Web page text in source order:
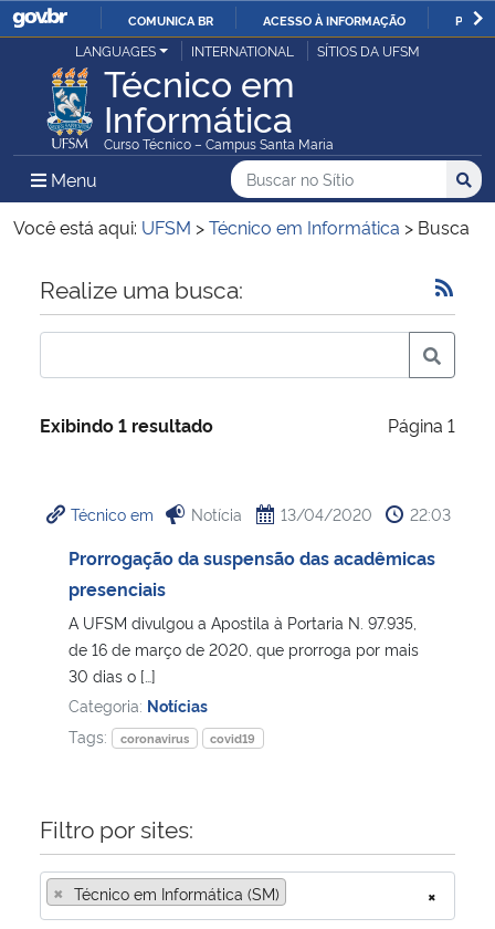
IR
PARA
O
CONTEÚDO
COMUNICA BR ACESSO À INFORMAÇÃO
Ministério da Justiça e Segurança Pública
Ministério da Defesa
Ministério das Relações Exteriores
Ministério da Economia
Ministério da Infraestrutura
Ministério da Cidadania
Ministério da Saúde
Ministério de Minas e Energia
Ministério da Ciência, Tecnologia, Inovações e Comunicações
Ministério do Meio Ambiente
Controladoria-Geral da União
LANGUAGES INTERNATIONAL SÍTIOS DA UFSM
Técnico em
Informática
Curso Técnico – Campus Santa Maria
Menu Menu Principal do Sítio
Busca
Buscar no no Sítio
Busca:
Você está aqui: UFSM >Técnico em Informática > Busca
Início do conteúdo
Realize uma busca:
Exibindo 1 resultado Página 1
Técnico em Notícia 13/04/2020 22:03
Prorrogação da suspensão das acadêmicas
presenciais
A UFSM divulgou a Apostila à Portaria N. 97.935,
de 16 de março de 2020, que prorroga por mais
30 dias o […]
Categoria: Notícias
Tags:
coronavirus covid19
Filtro por sites:
×
× Técnico em Informática (SM)